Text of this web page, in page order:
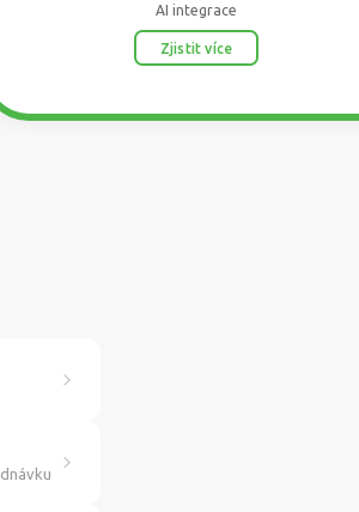
AI integrace
Zjistit více